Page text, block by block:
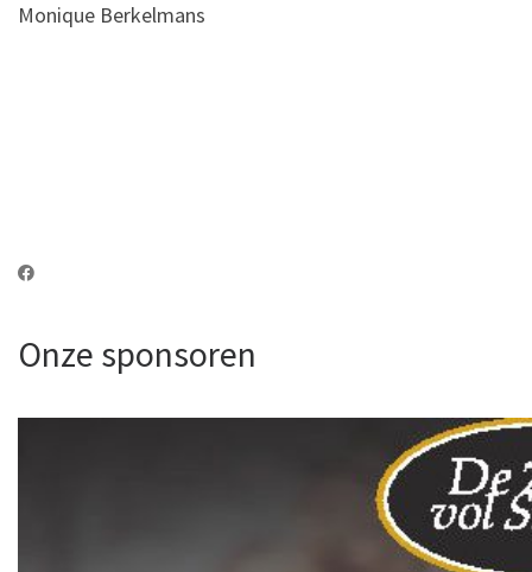
Monique Berkelmans
Onze sponsoren